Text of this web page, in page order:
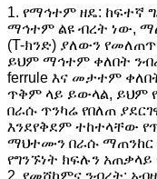
1. የማኅተም ዘዴ: ከፍተኛ
ማኅተም ልዩ ብረት ነው,
(T-ክንድ) ያለውን
ይህም ማኅተም ቀለበት
ferrule እና መታተም
ጥቅም ላይ ይውላል, ይህም
በራሱ ጥንካሬ የበለጠ
እንደየቅደም ተከተላቸው
ማህተሙን በራሱ ማጠንከር
የግንኙነት ክፍሉን
2. የመሸከምና ንብረት: